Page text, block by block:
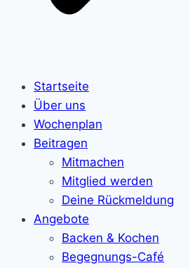
Startseite
Über uns
Wochenplan
Beitragen
Mitmachen
Mitglied werden
Deine Rückmeldung
Angebote
Backen & Kochen
Begegnungs-Café